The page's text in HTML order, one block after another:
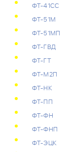
ФТ-41СС
ФТ-51М
ФТ-51МП
ФТ-ГВД
ФТ-ГТ
ФТ-М2П
ФТ-НК
ФТ-ПП
ФТ-ФН
ФТ-ФНП
ФТ-ЭЦК